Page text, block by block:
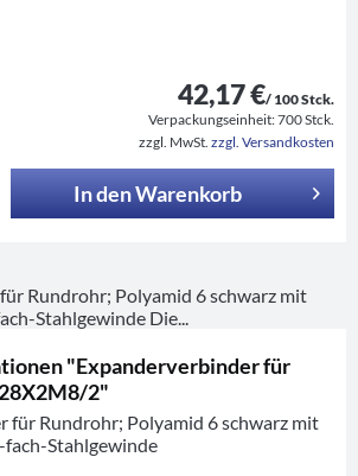
42,17 €/ 100 Stck.
Verpackungseinheit:700 Stck.
zzgl. MwSt. zzgl. Versandkosten
In denWarenkorb
Rundrohr; Polyamid 6 schwarz mit
Stahlgewinde Die...
"Expanderverbinder für
2"
für Rundrohr; Polyamid 6 schwarz mit
Stahlgewinde